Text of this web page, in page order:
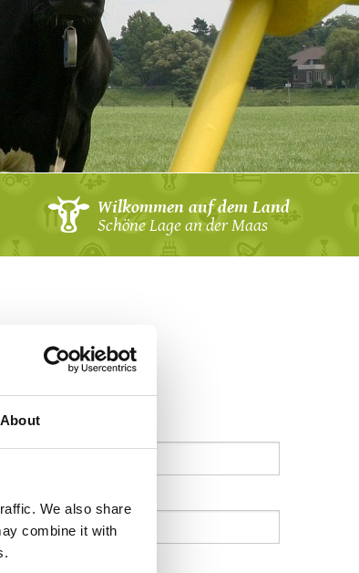
About
We also share
combine it with
Wilkommen auf dem Land
Schöne Lage an der Maas